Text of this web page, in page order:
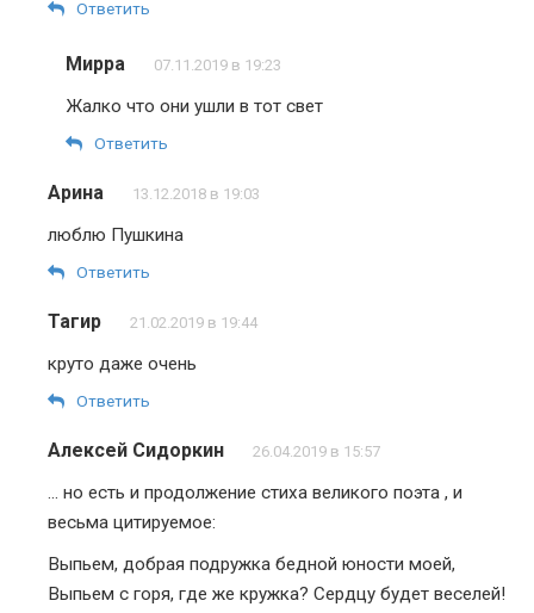
Ответить
Мирра 07.11.2019 в 19:23
Жалко что они ушли в тот свет
Ответить
Арина 13.12.2018 в 19:03
люблю Пушкина
Ответить
Тагир 21.02.2019 в 19:44
круто даже очень
Ответить
Алексей Сидоркин 26.04.2019 в 15:57
… но есть и продолжение стиха великого поэта , и
весьма цитируемое:
Выпьем, добрая подружка бедной юности моей,
Выпьем с горя, где же кружка? Сердцу будет веселей!